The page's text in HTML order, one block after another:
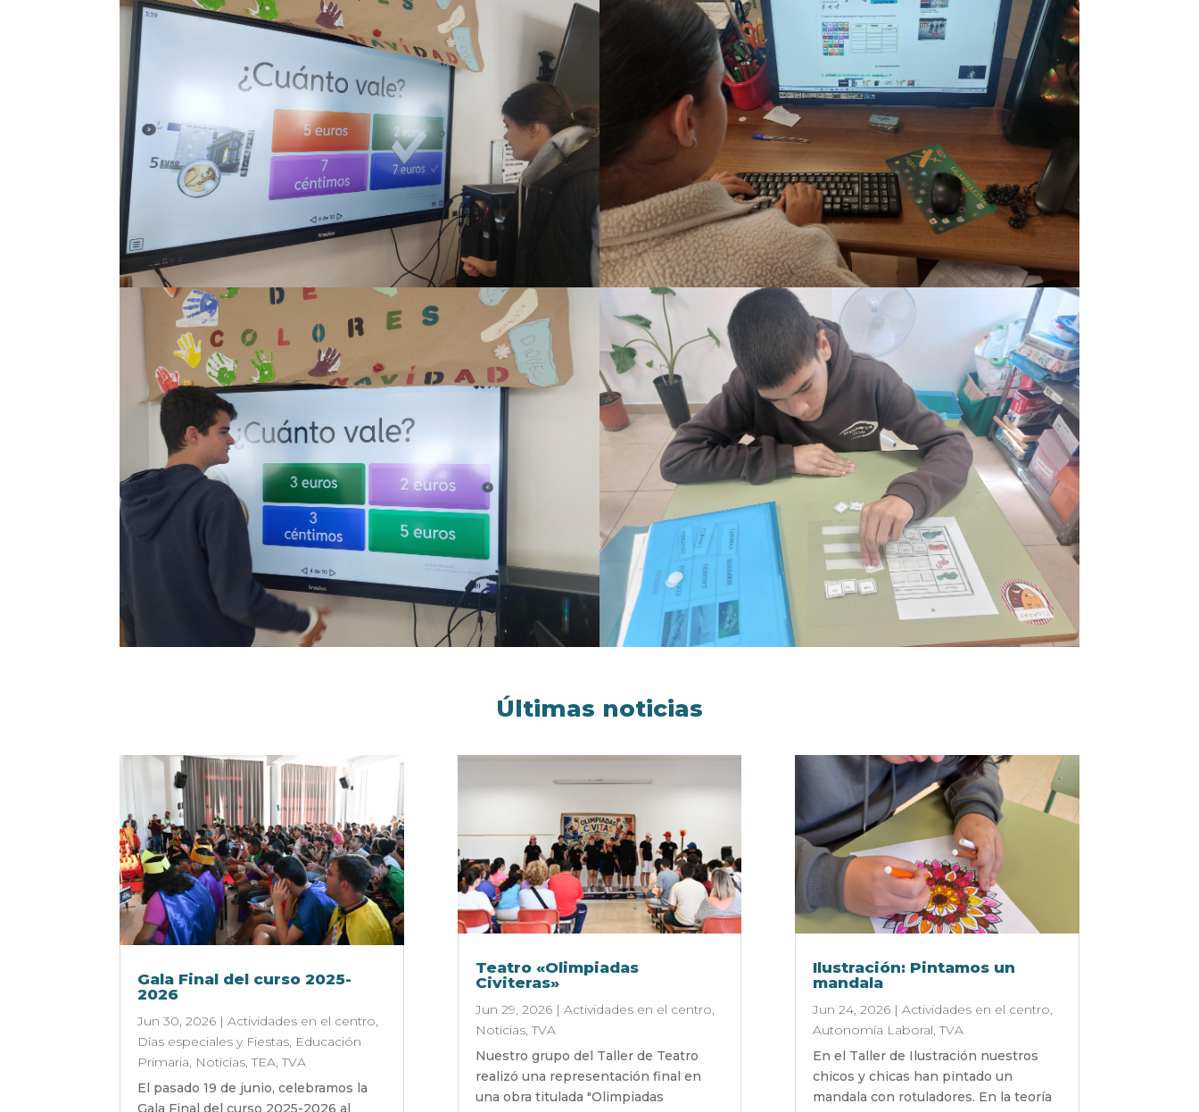
Últimas noticias
Gala Final del curso 2025-
2026
Jun 30, 2026 |Actividades en el centro
Días especiales y Fiestas Educación
Primaria Noticias ,TEA ,TVA
El pasado 19 de junio, celebramos la
Gala Final del curso 2025-2026 al
Teatro «Olimpiadas
Civiteras»
Jun 29, 2026| Actividades en el centro,
Noticias,TVA
Nuestro grupo del Taller de Teatro
realizó una representación final en
una obra titulada "Olimpiadas
Ilustración: Pintamos un
mandala
Jun 24, 2026| Actividades en el centro,
Autonomía Laboral,TVA
En el Taller de Ilustración nuestros
chicos y chicas han pintado un
mandala con rotuladores. En la teoría